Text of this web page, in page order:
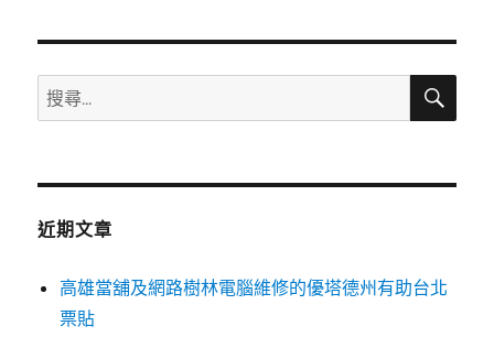
搜
尋
鍵
搜
近期文章
高雄當舖及網路樹林電腦維修的優塔德州有助台北
票貼